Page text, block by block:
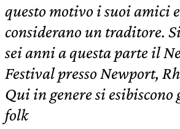
questo motivo i suoi amici
considerano un traditore.
sei anni a questa parte il
Festival presso Newport,
Qui in genere si
folk